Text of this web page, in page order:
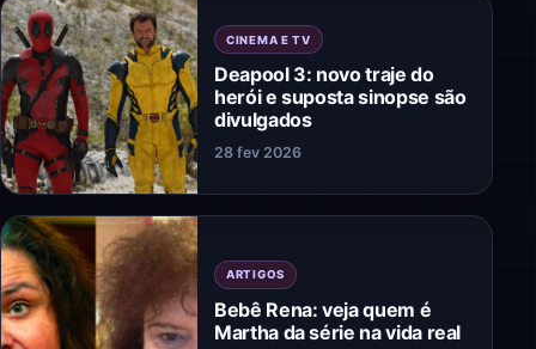
CINEMA E TV
Deapool 3: novo traje do
herói e suposta sinopse são
divulgados
28 fev 2026
ARTIGOS
Bebê Rena: veja quem é
Martha da série na vida real